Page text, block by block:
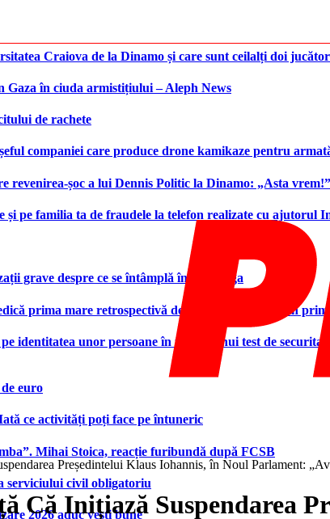
Craiova de la Dinamo și care sunt ceilalți doi
în ciuda armistițiului – Aleph News
de rachete
companiei care produce drone kamikaze pentru
revenirea-șoc a lui Dennis Politic la Dinamo: „Asta vrem!”
și pe familia ta de fraudele la telefon realizate cu ajutorul
grave despre ce se întâmplă în Superliga
prima mare retrospectivă designerului și aduce în
identitatea unor persoane în timpul unui test de
euro
ce activități poți face pe întuneric
Mihai Stoica, reacție furibundă după FCSB
serviciului civil obligatoriu
2026 aduc vești bune
Președintelui Klaus Iohannis, în Noul Parlament:
Că Inițiază Suspendarea